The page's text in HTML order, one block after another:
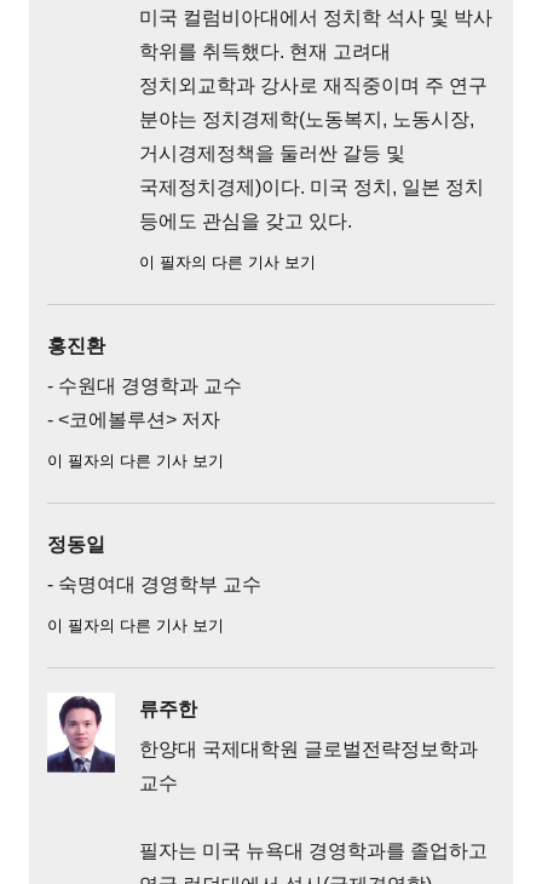
미국 컬럼비아대에서 정치학 석사 및 박사
학위를 취득했다. 현재 고려대
정치외교학과 강사로 재직중이며 주 연구
분야는 정치경제학(노동복지, 노동시장,
거시경제정책을 둘러싼 갈등 및
국제정치경제)이다. 미국 정치, 일본 정치
등에도 관심을 갖고 있다.
이 필자의 다른 기사 보기
홍진환
- 수원대 경영학과 교수
- <코에볼루션> 저자
이 필자의 다른 기사 보기
정동일
- 숙명여대 경영학부 교수
이 필자의 다른 기사 보기
류주한
한양대 국제대학원 글로벌전략정보학과
교수
필자는 미국 뉴욕대 경영학과를 졸업하고